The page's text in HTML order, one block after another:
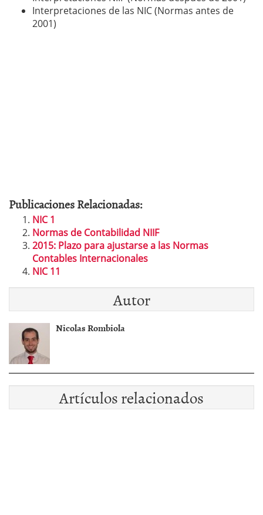
Interpretaciones de las NIC (Normas antes de
2001)
Publicaciones Relacionadas:
NIC 1
Normas de Contabilidad NIIF
2015: Plazo para ajustarse a las Normas
Contables Internacionales
NIC 11
Autor
Nicolas Rombiola
Artículos relacionados